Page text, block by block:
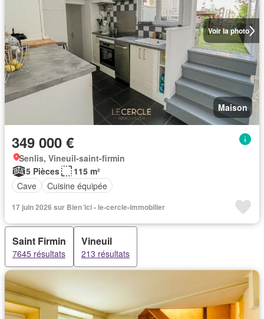
Voir la photo
Maison
349 000 €
Senlis, Vineuil-saint-firmin
5 Pièces
115 m²
Cave
Cuisine équipée
17 juin 2026 sur Bien´ici - le-cercle-immobilier
Saint Firmin
7645 résultats
Vineuil
213 résultats